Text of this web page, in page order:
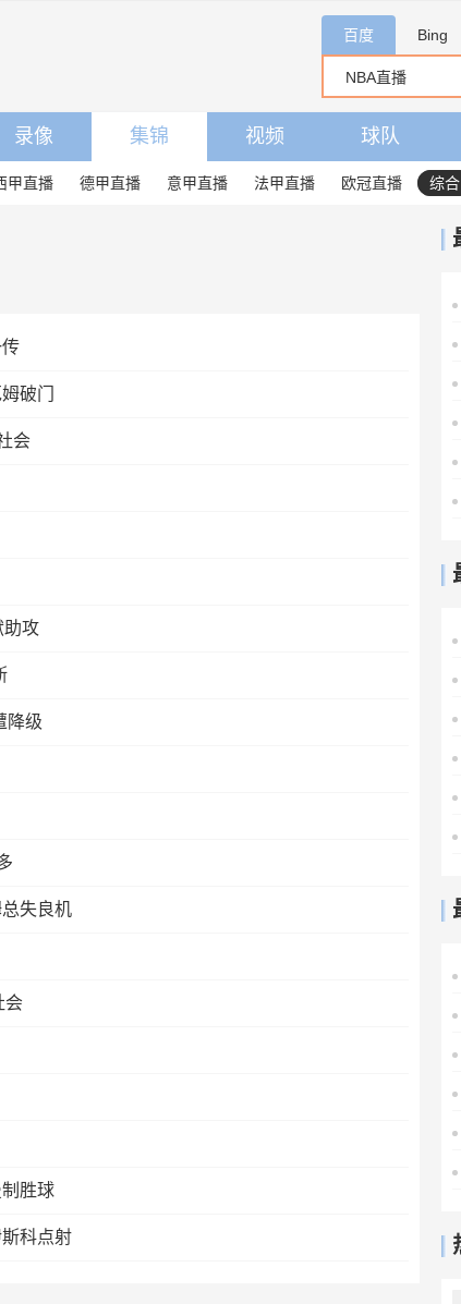
百度 Bing
录像 集锦 视频 球队
甲直播 德甲直播 意甲直播 法甲直播 欧冠直播 综合
破门
会
助攻
降级
失良机
会
胜球
科点射